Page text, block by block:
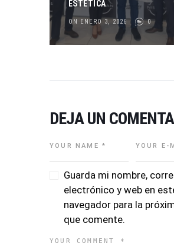
ESTÉTICA
ON ENERO 3, 2026 0
DEJA UN
Guarda mi nombre,
electrónico y web en
navegador para la
que comente.